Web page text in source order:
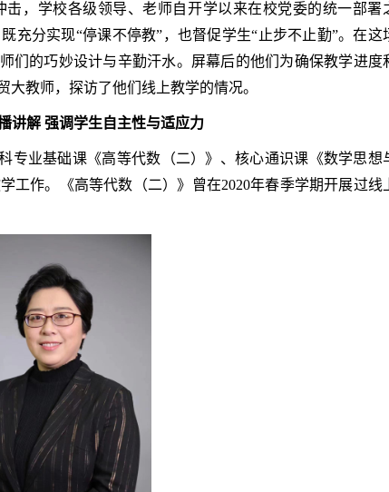
，学校各级领导、老师自开学以来在校党委的统一部署
充分实现“停课不停教”，也督促学生“止步不止勤”。在这
们的巧妙设计与辛勤汗水。屏幕后的他们为确保教学进度
教师，探访了他们线上教学的情况。
讲解 强调学生自主性与适应力
专业基础课《高等代数（二）》、核心通识课《数学思想
工作。《高等代数（二）》曾在2020年春季学期开展过线